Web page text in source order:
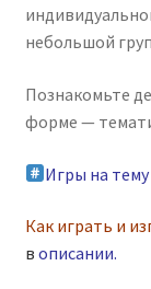
небольшой
Познакомьте
форме —
Игры на
Как играть и
в описании.